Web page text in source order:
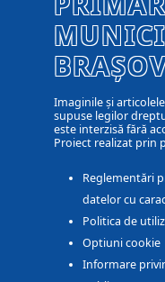
Imaginile și
supuse legilor
este interzisă fără
Proiect realizat prin
Reglementări
datelor cu
Politica de
Optiuni cookie
Informare